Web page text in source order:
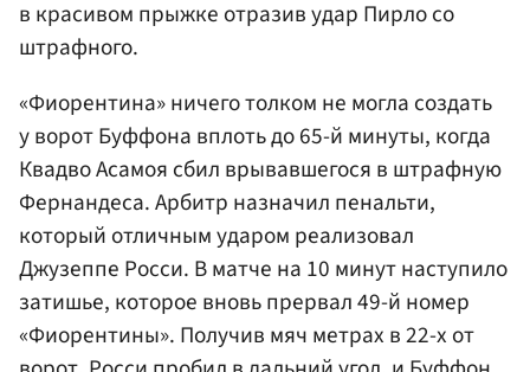
в красивом прыжке отразив удар Пирло со
штрафного.
«Фиорентина» ничего толком не могла создать
у ворот Буффона вплоть до 65-й минуты, когда
Квадво Асамоя сбил врывавшегося в штрафную
Фернандеса. Арбитр назначил пенальти,
который отличным ударом реализовал
Джузеппе Росси. В матче на 10 минут наступило
затишье, которое вновь прервал 49-й номер
«Фиорентины». Получив мяч метрах в 22-х от